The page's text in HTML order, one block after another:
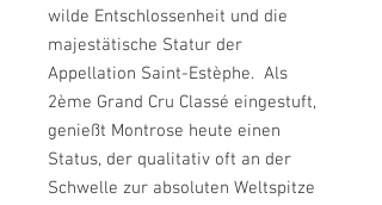
wilde Entschlossenheit und die
majestätische Statur der
Appellation Saint-Estèphe. Als
2ème Grand Cru Classé eingestuft,
genießt Montrose heute einen
Status, der qualitativ oft an der
Schwelle zur absoluten Weltspitze